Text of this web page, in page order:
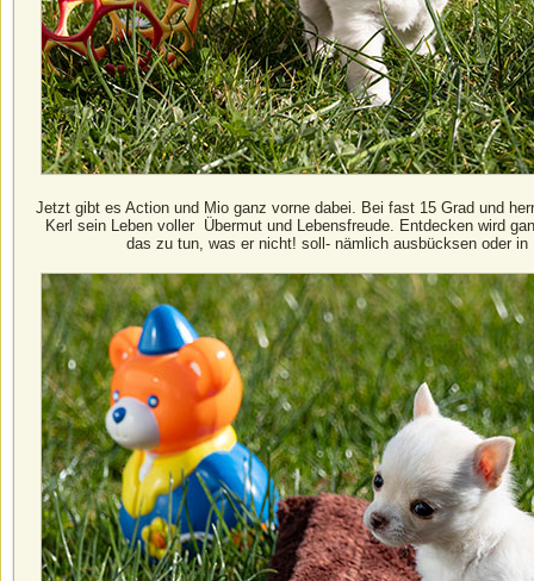
Jetzt gibt es Action und Mio ganz vorne dabei. Bei fast 15 Grad und
Kerl sein Leben voller Übermut und Lebensfreude. Entdecken wird
das zu tun, was er nicht! soll- nämlich ausbücksen oder in